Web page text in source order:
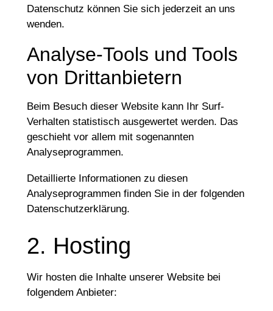
Datenschutz können Sie sich jederzeit an uns
wenden.
Analyse-Tools und Tools
von Dritt­anbietern
Beim Besuch dieser Website kann Ihr Surf-
Verhalten statistisch ausgewertet werden. Das
geschieht vor allem mit sogenannten
Analyseprogrammen.
Detaillierte Informationen zu diesen
Analyseprogrammen finden Sie in der folgenden
Datenschutzerklärung.
2. Hosting
Wir hosten die Inhalte unserer Website bei
folgendem Anbieter: